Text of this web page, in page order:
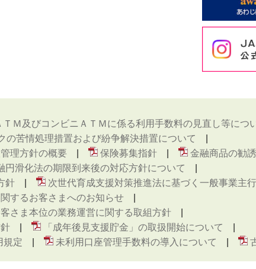
ＴＭ及びコンビニＡＴＭに係る利用手数料の見直し等につ
の苦情処理措置および紛争解決措置について
理方針の概要 保険募集指針
金融商品の勧
円滑化法の期限到来後の対応方針について
針
次世代育成支援対策推進法に基づく一般事業主
するお客さまへのお知らせ
さま本位の業務運営に関する取組方針
「成年後見支援貯金」の取扱開始について
規定 未利用口座管理手数料の導入について